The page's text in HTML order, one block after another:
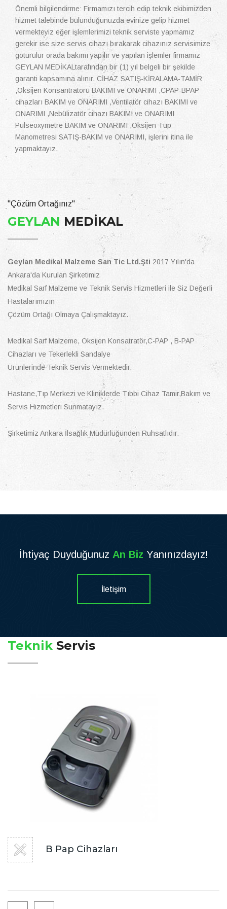
Önemli bilgilendirme: Firmamızı tercih edip teknik ekibimizden
hizmet talebinde bulunduğunuzda evinize gelip hizmet
vermekteyiz eğer işlemlerimizi teknik serviste yapmamız
gerekir ise size servis cihazı bırakarak cihazınız servisimize
götürülür orada bakımı yapılır ve yapılan işlemler firmamız
GEYLAN MEDİKALtarafından bir (1) yıl belgeli bir şekilde
garanti kapsamına alınır. CİHAZ SATIŞ-KİRALAMA-TAMİR
,Oksijen Konsantratörü BAKIMI ve ONARIMI ,CPAP-BPAP
cihazları BAKIM ve ONARIMI ,Ventilatör cihazı BAKIMI ve
ONARIMI ,Nebülizatör cihazı BAKIMI ve ONARIMI
Pulseoxymetre BAKIM ve ONARIMI ,Oksijen Tüp
Manometresi SATIŞ-BAKIM ve ONARIMI, işlerini itina ile
yapmaktayız.
"Çözüm Ortağınız"
GEYLAN MEDİKAL
Geylan Medikal Malzeme San Tic Ltd.Şti 2017 Yılın'da
Ankara'da Kurulan Şirketimiz
Medikal Sarf Malzeme ve Teknik Servis Hizmetleri ile Siz Değerli
Hastalarımızın
Çözüm Ortağı Olmaya Çalışmaktayız.
Medikal Sarf Malzeme, Oksijen Konsatratör,C-PAP , B-PAP
Cihazları ve Tekerlekli Sandalye
Ürünlerinde Teknik Servis Vermektedir.
Hastane,Tıp Merkezi ve Kliniklerde Tıbbi Cihaz Tamir,Bakım ve
Servis Hizmetleri Sunmatayız.
Şirketimiz Ankara İlsağlık Müdürlüğünden Ruhsatlıdır.
İhtiyaç Duyduğunuz An Biz Yanınızdayız!
İletişim
Teknik Servis
B Pap Cihazları